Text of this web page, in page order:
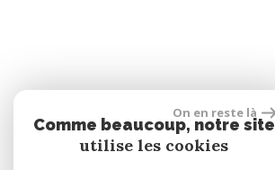
Se connecter
On en reste là
Comme beaucoup, notre site
utilise les cookies